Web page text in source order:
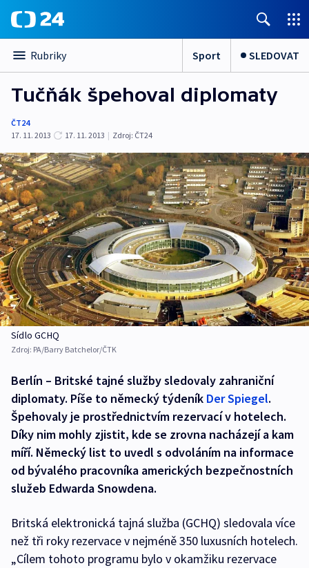
Rubriky Sport SLEDOVAT
Tučňák špehoval diplomaty
ČT24
17. 11. 2013
17. 11. 2013 | Zdroj: ČT24
Sídlo GCHQ
Zdroj: PA/Barry Batchelor/ČTK
Berlín – Britské tajné služby sledovaly zahraniční
diplomaty. Píše to německý týdeník Der Spiegel.
Špehovaly je prostřednictvím rezervací v hotelech.
Díky nim mohly zjistit, kde se zrovna nacházejí a kam
míří. Německý list to uvedl s odvoláním na informace
od bývalého pracovníka amerických bezpečnostních
služeb Edwarda Snowdena.
Britská elektronická tajná služba (GCHQ) sledovala více
než tři roky rezervace v nejméně 350 luxusních hotelech.
„Cílem tohoto programu bylo v okamžiku rezervace